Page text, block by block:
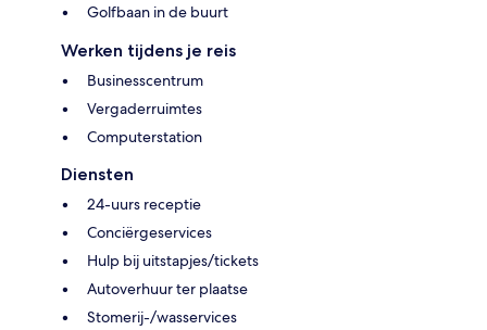
Golfbaan in de buurt
Werken tijdens je reis
Businesscentrum
Vergaderruimtes
Computerstation
Diensten
24-uurs receptie
Conciërgeservices
Hulp bij uitstapjes/tickets
Autoverhuur ter plaatse
Stomerij-/wasservices